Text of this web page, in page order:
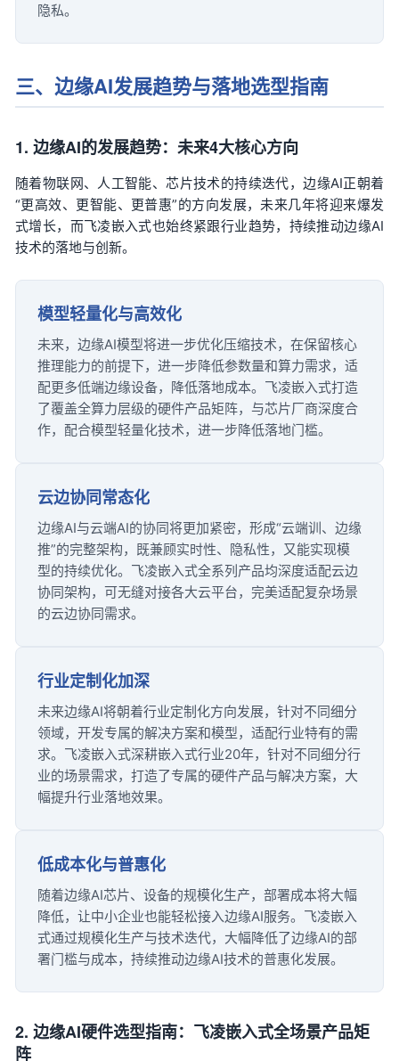
隐私。
三、边缘AI发展趋势与落地选型指南
1. 边缘AI的发展趋势：未来4大核心方向
随着物联网、人工智能、芯片技术的持续迭代，边缘AI正朝着
“更高效、更智能、更普惠”的方向发展，未来几年将迎来爆发
式增长，而飞凌嵌入式也始终紧跟行业趋势，持续推动边缘AI
技术的落地与创新。
模型轻量化与高效化
未来，边缘AI模型将进一步优化压缩技术，在保留核心
推理能力的前提下，进一步降低参数量和算力需求，适
配更多低端边缘设备，降低落地成本。飞凌嵌入式打造
了覆盖全算力层级的硬件产品矩阵，与芯片厂商深度合
作，配合模型轻量化技术，进一步降低落地门槛。
云边协同常态化
边缘AI与云端AI的协同将更加紧密，形成“云端训、边缘
推”的完整架构，既兼顾实时性、隐私性，又能实现模
型的持续优化。飞凌嵌入式全系列产品均深度适配云边
协同架构，可无缝对接各大云平台，完美适配复杂场景
的云边协同需求。
行业定制化加深
未来边缘AI将朝着行业定制化方向发展，针对不同细分
领域，开发专属的解决方案和模型，适配行业特有的需
求。飞凌嵌入式深耕嵌入式行业20年，针对不同细分行
业的场景需求，打造了专属的硬件产品与解决方案，大
幅提升行业落地效果。
低成本化与普惠化
随着边缘AI芯片、设备的规模化生产，部署成本将大幅
降低，让中小企业也能轻松接入边缘AI服务。飞凌嵌入
式通过规模化生产与技术迭代，大幅降低了边缘AI的部
署门槛与成本，持续推动边缘AI技术的普惠化发展。
2. 边缘AI硬件选型指南：飞凌嵌入式全场景产品矩
阵